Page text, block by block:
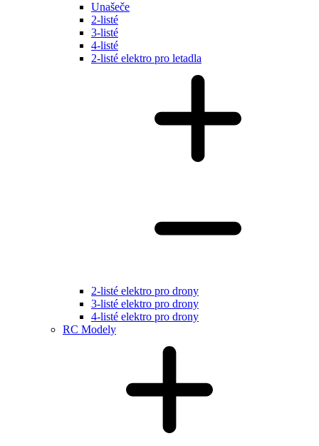
Unašeče
2-listé
3-listé
4-listé
2-listé elektro pro letadla
2-listé elektro pro drony
3-listé elektro pro drony
4-listé elektro pro drony
RC Modely